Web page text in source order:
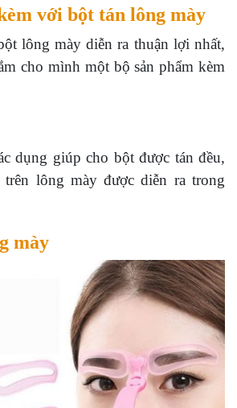
với bột tán lông mày
lông mày diễn ra thuận lợi nhất,
cho mình một bộ sản phẩm kèm
dụng giúp cho bột được tán đều,
trên lông mày được diễn ra trong
mày